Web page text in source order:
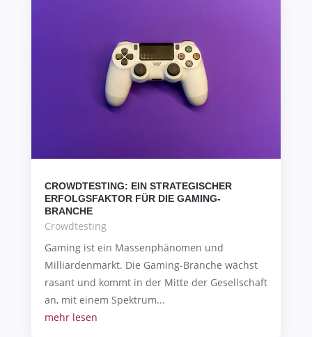
CROWDTESTING: EIN STRATEGISCHER
ERFOLGSFAKTOR FÜR DIE GAMING-
BRANCHE
Crowdtesting
Gaming ist ein Massenphänomen und
Milliardenmarkt. Die Gaming-Branche wächst
rasant und kommt in der Mitte der Gesellschaft
an, mit einem Spektrum...
mehr lesen